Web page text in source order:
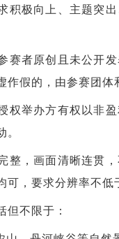
积极向上、主题突
赛者原创且未公开
作假的，由参赛团
权举办方有权以非
整，画面清晰连贯
可，要求分辨率不
但不限于：